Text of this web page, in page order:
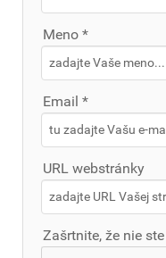
Meno *
Email *
URL webstránky
Zašrtnite, že nie